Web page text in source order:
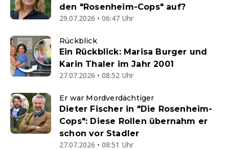
den "Rosenheim-Cops" auf?
29.07.2026 • 06:47 Uhr
Rückblick
Ein Rückblick: Marisa Burger und
Karin Thaler im Jahr 2001
27.07.2026 • 08:52 Uhr
Er war Mordverdächtiger
Dieter Fischer in "Die Rosenheim-
Cops": Diese Rollen übernahm er
schon vor Stadler
27.07.2026 • 08:51 Uhr